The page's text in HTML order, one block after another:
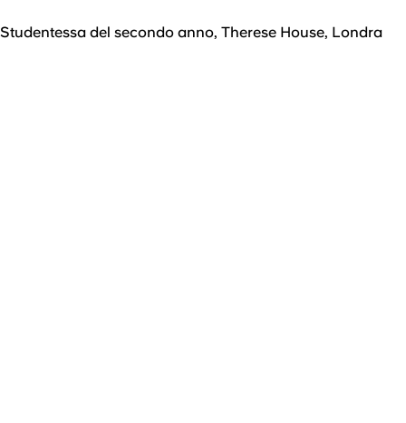
Studentessa del secondo anno, Therese House, Londra